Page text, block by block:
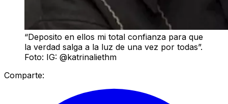
“Deposito en ellos mi total confianza para que
la verdad salga a la luz de una vez por todas”.
Foto: IG: @katrinaliethm
Comparte: